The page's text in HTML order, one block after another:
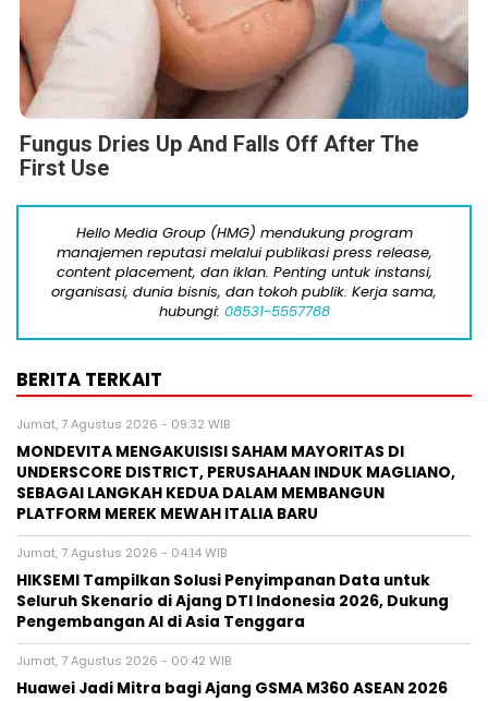
Fungus Dries Up And Falls Off After The
First Use
Hello Media Group (HMG) mendukung program
manajemen reputasi melalui publikasi press release,
content placement, dan iklan. Penting untuk instansi,
organisasi, dunia bisnis, dan tokoh publik. Kerja sama,
hubungi: 08531-5557788
BERITA TERKAIT
Jumat, 7 Agustus 2026 - 09:32 WIB
MONDEVITA MENGAKUISISI SAHAM MAYORITAS DI
UNDERSCORE DISTRICT, PERUSAHAAN INDUK MAGLIANO,
SEBAGAI LANGKAH KEDUA DALAM MEMBANGUN
PLATFORM MEREK MEWAH ITALIA BARU
Jumat, 7 Agustus 2026 - 04:14 WIB
HIKSEMI Tampilkan Solusi Penyimpanan Data untuk
Seluruh Skenario di Ajang DTI Indonesia 2026, Dukung
Pengembangan AI di Asia Tenggara
Jumat, 7 Agustus 2026 - 00:42 WIB
Huawei Jadi Mitra bagi Ajang GSMA M360 ASEAN 2026